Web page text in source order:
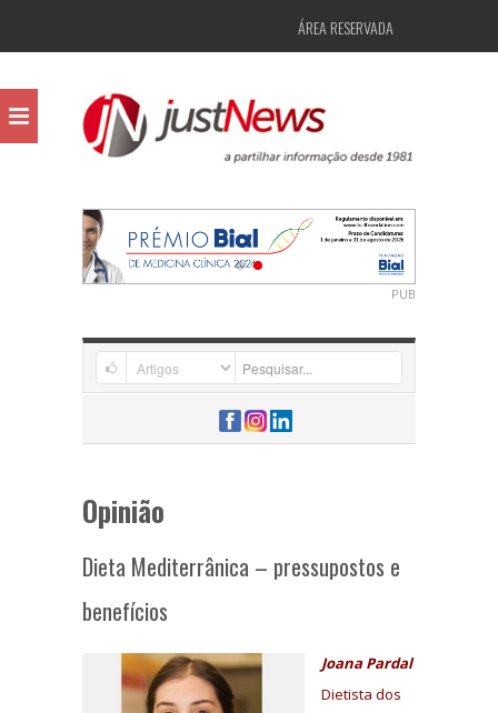
ÁREA RESERVADA
PUB
Opinião
Dieta Mediterrânica – pressupostos e
benefícios
Joana Pardal
Dietista dos